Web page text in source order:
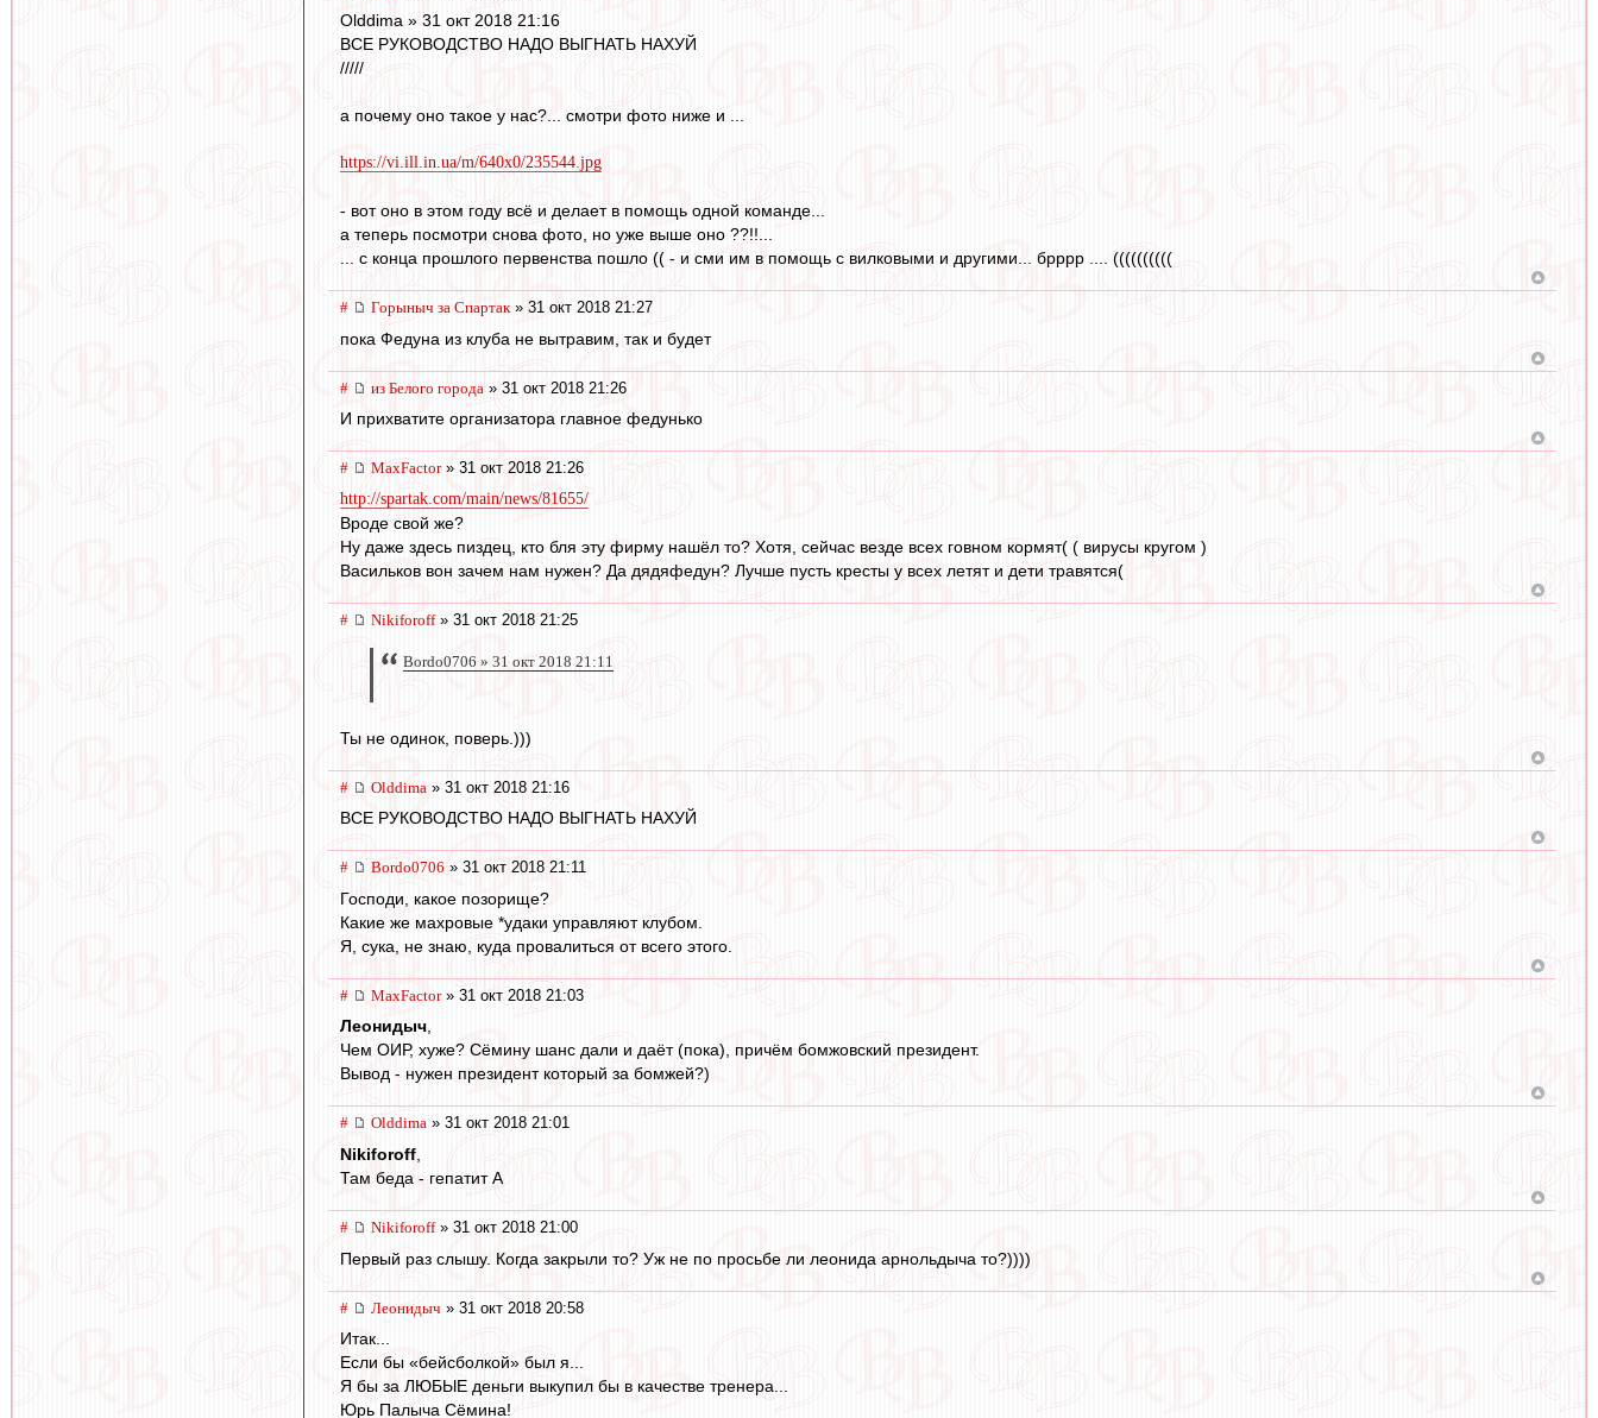
Olddima » 31 окт 2018 21:16
ВСЕ РУКОВОДСТВО НАДО ВЫГНАТЬ НАХУЙ
/////
а почему оно такое у нас?... смотри фото ниже и ...
https://vi.ill.in.ua/m/640x0/235544.jpg
- вот оно в этом году всё и делает в помощь одной команде...
а теперь посмотри снова фото, но уже выше оно ??!!...
... с конца прошлого первенства пошло (( - и сми им в помощь с вилковыми и другими... брррр .... ((((((((((
# Горыныч за Спартак» 31 окт 2018 21:27
пока Федуна из клуба не вытравим, так и будет
# из Белого города » 31 окт 2018 21:26
И прихватите организатора главное федунько
# MaxFactor» 31 окт 2018 21:26
http://spartak.com/main/news/81655/
Вроде свой же?
Ну даже здесь пиздец, кто бля эту фирму нашёл то? Хотя, сейчас везде всех говном кормят( ( вирусы кругом )
Васильков вон зачем нам нужен? Да дядяфедун? Лучше пусть кресты у всех летят и дети травятся(
# Nikiforoff» 31 окт 2018 21:25
Bordo0706 » 31 окт 2018 21:11
Ты не одинок, поверь.)))
# Olddima » 31 окт 2018 21:16
ВСЕ РУКОВОДСТВО НАДО ВЫГНАТЬ НАХУЙ
# Bordo0706 » 31 окт 2018 21:11
Господи, какое позорище?
Какие же махровые *удаки управляют клубом.
Я, сука, не знаю, куда провалиться от всего этого.
# MaxFactor» 31 окт 2018 21:03
Леонидыч,
Чем ОИР, хуже? Сёмину шанс дали и даёт (пока), причём бомжовский президент.
Вывод - нужен президент который за бомжей?)
# Olddima » 31 окт 2018 21:01
Nikiforoff
Там беда - гепатит А
# Nikiforoff» 31 окт 2018 21:00
Первый раз слышу. Когда закрыли то? Уж не по просьбе ли леонида арнольдыча то?))))
# Леонидыч » 31 окт 2018 20:58
Итак...
Если бы «бейсболкой» был я...
Я бы за ЛЮБЫЕ деньги выкупил бы в качестве тренера...
Юрь Палыча Сёмина!